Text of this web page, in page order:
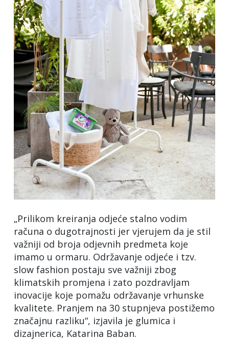
„Prilikom kreiranja odjeće stalno vodim
računa o dugotrajnosti jer vjerujem da je stil
važniji od broja odjevnih predmeta koje
imamo u ormaru. Održavanje odjeće i tzv.
slow fashion postaju sve važniji zbog
klimatskih promjena i zato pozdravljam
inovacije koje pomažu održavanje vrhunske
kvalitete. Pranjem na 30 stupnjeva postižemo
značajnu razliku“, izjavila je glumica i
dizajnerica, Katarina Baban.